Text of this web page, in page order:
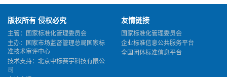
版权所有 侵权必究
主管：国家标准化管理委员会
主办：国家市场监督管理总局国家标
准技术审评中心
技术支持：北京中标赛宇科技有限公
司
友情链接
国家标准化管理委员会
企业标准信息公共服务平台
全国团体标准信息平台